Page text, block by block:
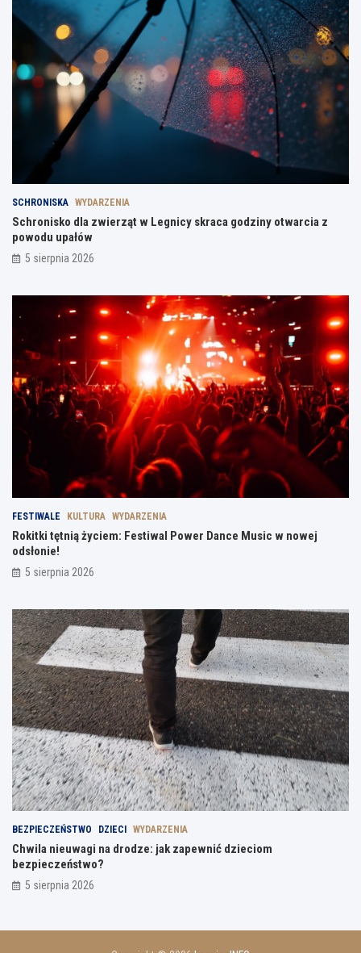
SCHRONISKA WYDARZENIA
Schronisko dla zwierząt w Legnicy skraca godziny otwarcia z
powodu upałów
5 sierpnia 2026
FESTIWALE KULTURA WYDARZENIA
Rokitki tętnią życiem: Festiwal Power Dance Music w nowej
odsłonie!
5 sierpnia 2026
BEZPIECZEŃSTWO DZIECI WYDARZENIA
Chwila nieuwagi na drodze: jak zapewnić dzieciom
bezpieczeństwo?
5 sierpnia 2026